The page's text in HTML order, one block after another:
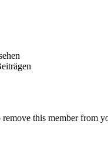
this member from